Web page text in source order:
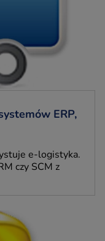
ERP,
e-logistyka.
czy SCM z